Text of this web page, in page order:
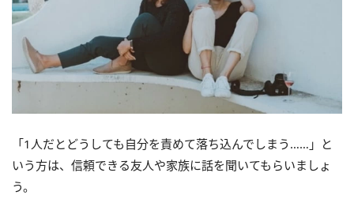
「1人だとどうしても自分を責めて落ち込んでしまう……」と
いう方は、信頼できる友人や家族に話を聞いてもらいましょ
う。